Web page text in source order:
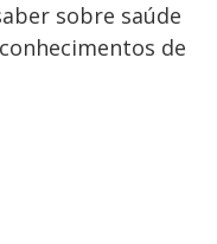
sobre saúde
de